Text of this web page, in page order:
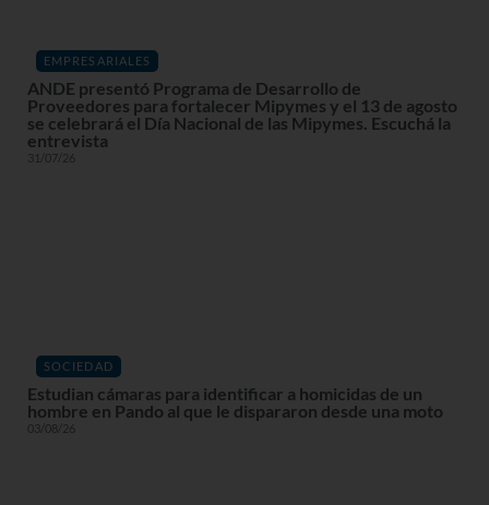
EMPRESARIALES
ANDE presentó Programa de Desarrollo de
Proveedores para fortalecer Mipymes y el 13 de agosto
se celebrará el Día Nacional de las Mipymes. Escuchá la
entrevista
31/07/26
SOCIEDAD
Estudian cámaras para identificar a homicidas de un
hombre en Pando al que le dispararon desde una moto
03/08/26